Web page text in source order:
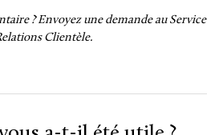
?Envoyez une demande au Service
Clientèle.